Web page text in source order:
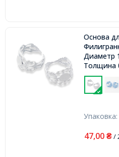
Основа
Диаметр
Толщина
8мм,
Упаковка:
47,00 ₴/